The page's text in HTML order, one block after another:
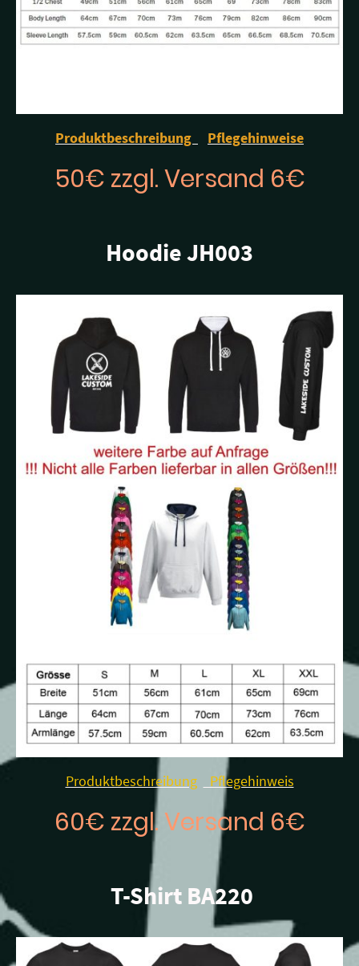
Produktbeschreibung Pflegehinweise
50€ zzgl. Versand 6€
Hoodie JH003
Produktbeschreibung Pflegehinweis
60€ zzgl. Versand 6€
T-Shirt BA220